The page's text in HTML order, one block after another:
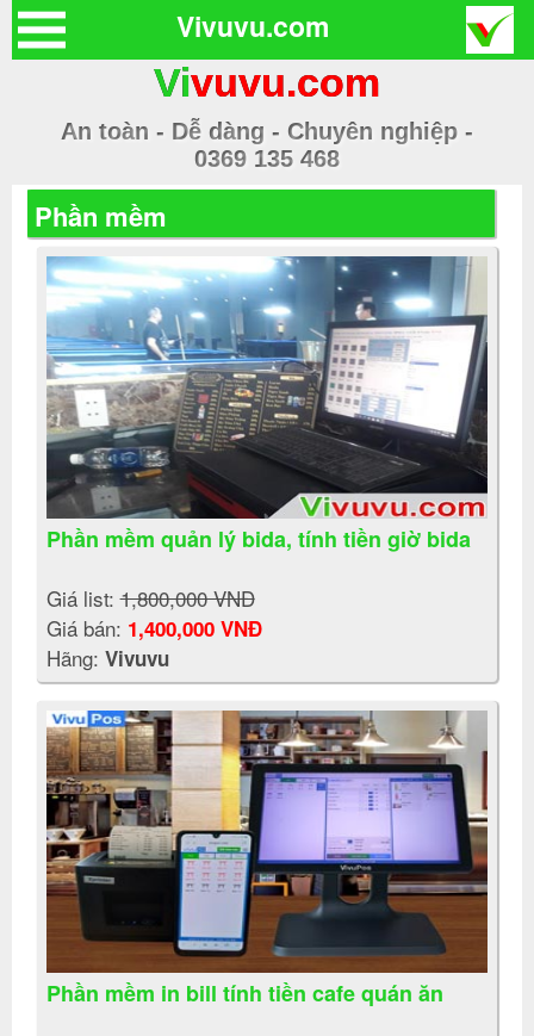
Vivuvu.com
Vivuvu.com
An toàn - Dễ dàng - Chuyên nghiệp -
0369 135 468
Phần mềm
Phần mềm quản lý bida, tính tiền giờ bida
Giá list:1,800,000 VNĐ
Giá bán: 1,400,000 VNĐ
Hãng: Vivuvu
Phần mềm in bill tính tiền cafe quán ăn